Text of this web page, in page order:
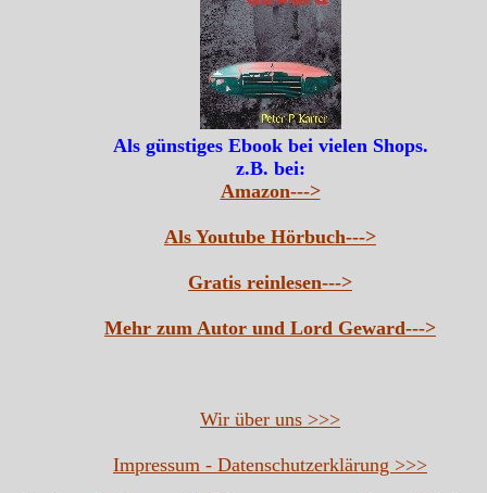
Als günstiges Ebook bei vielen Shops.
z.B. bei:
Amazon--->
Als Youtube Hörbuch--->
Gratis reinlesen--->
Mehr zum Autor und Lord Geward--->
Wir über uns >>>
Impressum - Datenschutzerklärung >>>